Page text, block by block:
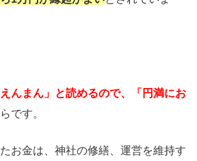
んまん」と読めるので、「円満にお
です。
お金は、神社の修繕、運営を維持す